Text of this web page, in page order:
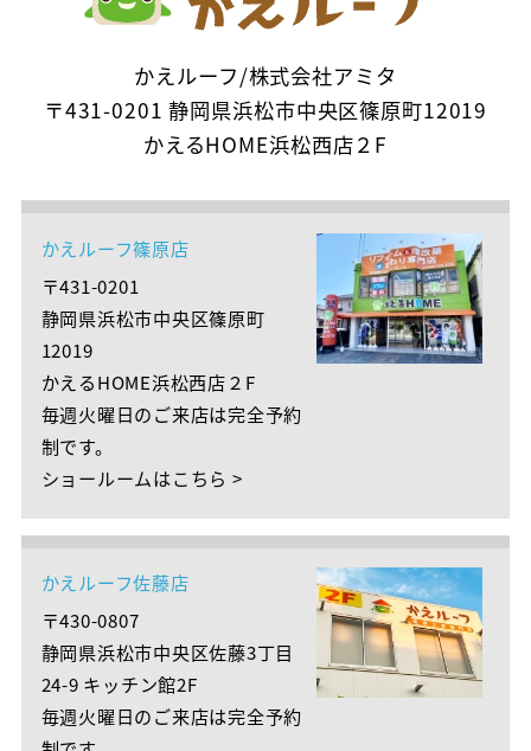
かえルーフ/株式会社アミタ
〒431-0201 静岡県浜松市中央区篠原町12019
かえるHOME浜松西店２F
かえルーフ篠原店
〒431-0201
静岡県浜松市中央区篠原町
12019
かえるHOME浜松西店２F
毎週火曜日のご来店は完全予約
制です。
ショールームはこちら >
かえルーフ佐藤店
〒430-0807
静岡県浜松市中央区佐藤3丁目
24-9 キッチン館2F
毎週火曜日のご来店は完全予約